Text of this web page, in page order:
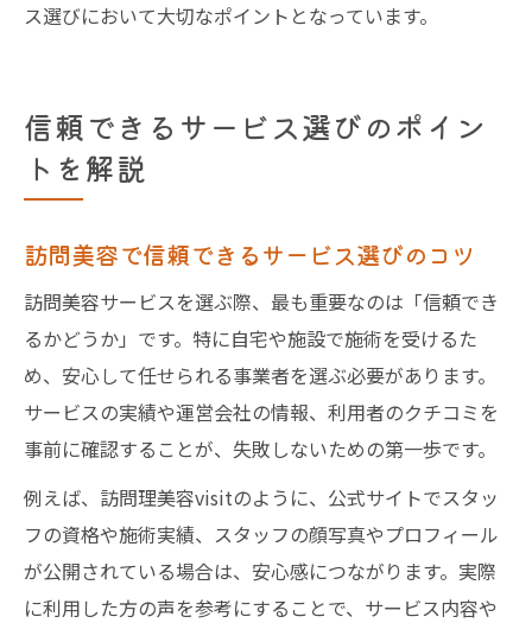
ス選びにおいて大切なポイントとなっています。
信頼できるサービス選びのポイン
トを解説
訪問美容で信頼できるサービス選びのコツ
訪問美容サービスを選ぶ際、最も重要なのは「信頼でき
るかどうか」です。特に自宅や施設で施術を受けるた
め、安心して任せられる事業者を選ぶ必要があります。
サービスの実績や運営会社の情報、利用者のクチコミを
事前に確認することが、失敗しないための第一歩です。
例えば、訪問理美容visitのように、公式サイトでスタッ
フの資格や施術実績、スタッフの顔写真やプロフィール
が公開されている場合は、安心感につながります。実際
に利用した方の声を参考にすることで、サービス内容や